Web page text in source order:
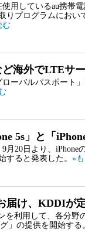
用しているau携帯
りプログラムにおい
む
海外でLTEサ
ーバルパスポート
5s」と「
20日より、iPhone
すると発表した。 »
届け、KDDIが
を利用して、各分
」の提供を開始する